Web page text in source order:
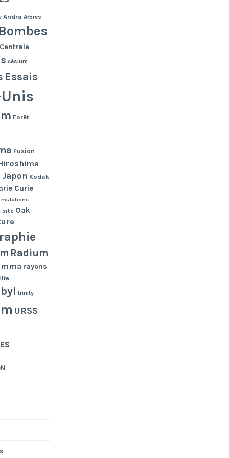
Andra Arbres
césium
Essais
Forêt
Fusion
Japon Kodak
Curie
mutations
site Oak
Radium
rayons
trinity
URSS